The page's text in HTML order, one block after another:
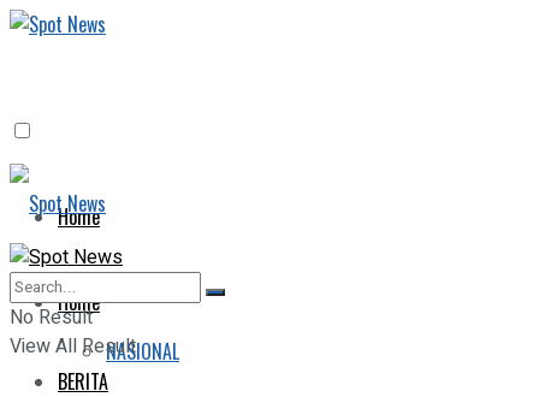
Home
BERITA
NASIONAL
Home
BERITA
No Result
View All Result